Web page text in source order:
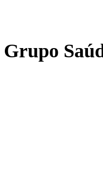
Grupo